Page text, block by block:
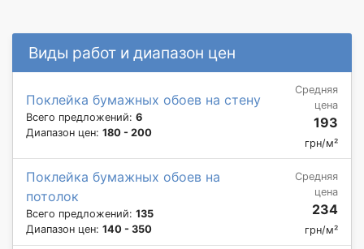
Виды работ и диапазон цен
Поклейка бумажных обоев на стену
Всего предложений: 6
Диапазон цен: 180 - 200
Средняя
цена
193
грн/м²
Поклейка бумажных обоев на
потолок
Всего предложений: 135
Диапазон цен: 140 - 350
Средняя
цена
234
грн/м²